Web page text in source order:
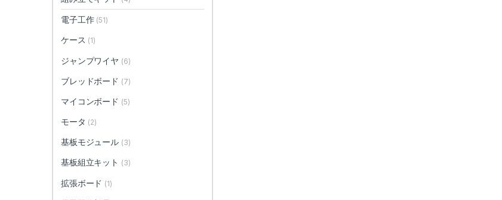
電子工作 (51)
ケース (1)
ジャンプワイヤ (6)
ブレッドボード (7)
マイコンボード (5)
モータ (2)
基板モジュール (3)
基板組立キット (3)
拡張ボード (1)